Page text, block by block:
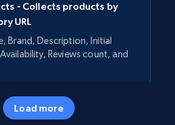
- Collects products by
URL
Brand, Description, Initial
Reviews count, and
5.7K+
Load more